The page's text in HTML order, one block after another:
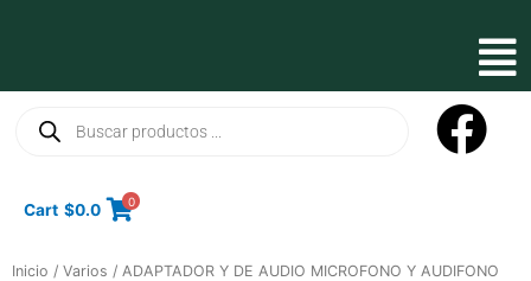
productos
Cart $0.0 0
Inicio / Varios / ADAPTADOR Y DE AUDIO MICROFONO Y AUDIFONO